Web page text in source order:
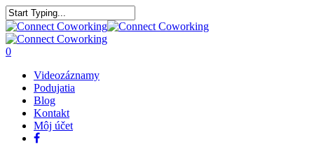
0
Videozáznamy
Podujatia
Blog
Kontakt
Môj účet